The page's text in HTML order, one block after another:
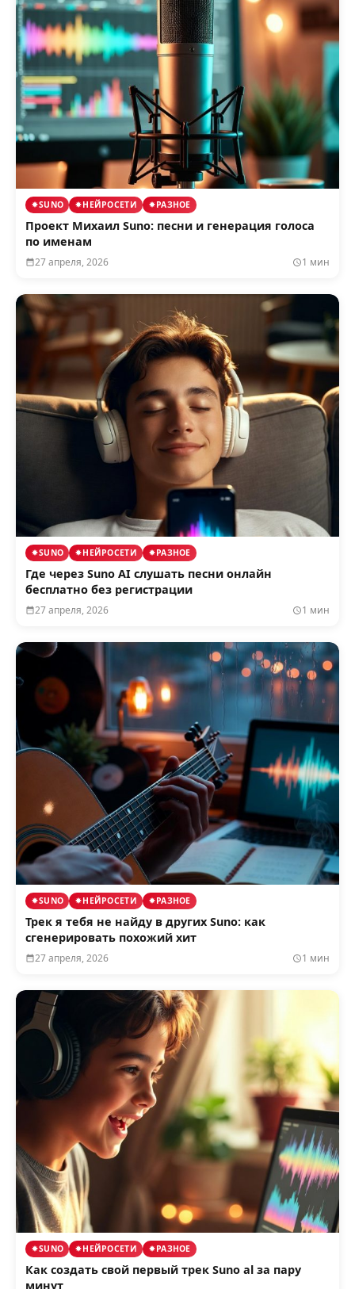
SUNO НЕЙРОСЕТИ РАЗНОЕ
Проект Михаил Suno: песни и генерация голоса
по именам
27 апреля, 2026 1 мин
SUNO НЕЙРОСЕТИ РАЗНОЕ
Где через Suno AI слушать песни онлайн
бесплатно без регистрации
27 апреля, 2026 1 мин
SUNO НЕЙРОСЕТИ РАЗНОЕ
Трек я тебя не найду в других Suno: как
сгенерировать похожий хит
27 апреля, 2026 1 мин
SUNO НЕЙРОСЕТИ РАЗНОЕ
Как создать свой первый трек Suno al за пару
минут